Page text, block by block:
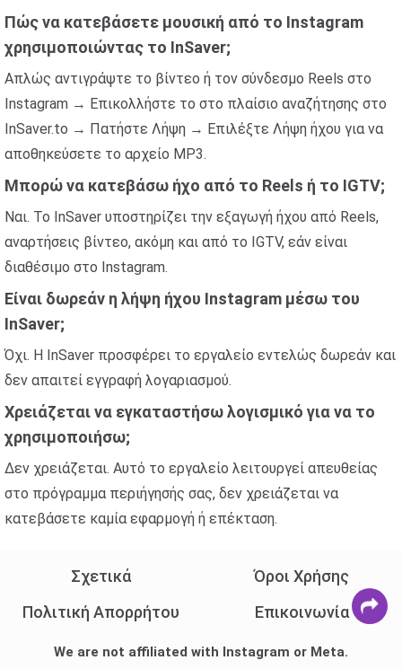
Πώς να κατεβάσετε μουσική από το Instagram
χρησιμοποιώντας το InSaver;
Απλώς αντιγράψτε το βίντεο ή τον σύνδεσμο Reels στο
Instagram → Επικολλήστε το στο πλαίσιο αναζήτησης στο
InSaver.to → Πατήστε Λήψη → Επιλέξτε Λήψη ήχου για να
αποθηκεύσετε το αρχείο MP3.
Μπορώ να κατεβάσω ήχο από το Reels ή το IGTV;
Ναι. Το InSaver υποστηρίζει την εξαγωγή ήχου από Reels,
αναρτήσεις βίντεο, ακόμη και από το IGTV, εάν είναι
διαθέσιμο στο Instagram.
Είναι δωρεάν η λήψη ήχου Instagram μέσω του
InSaver;
Όχι. Η InSaver προσφέρει το εργαλείο εντελώς δωρεάν και
δεν απαιτεί εγγραφή λογαριασμού.
Χρειάζεται να εγκαταστήσω λογισμικό για να το
χρησιμοποιήσω;
Δεν χρειάζεται. Αυτό το εργαλείο λειτουργεί απευθείας
στο πρόγραμμα περιήγησής σας, δεν χρειάζεται να
κατεβάσετε καμία εφαρμογή ή επέκταση.
Σχετικά
Όροι Χρήσης
Πολιτική Απορρήτου
Επικοινωνία
We are not affiliated with Instagram or Meta.